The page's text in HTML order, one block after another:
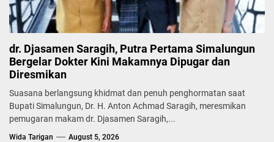
dr. Djasamen Saragih, Putra Pertama Simalungun
Bergelar Dokter Kini Makamnya Dipugar dan
Diresmikan
Suasana berlangsung khidmat dan penuh penghormatan saat
Bupati Simalungun, Dr. H. Anton Achmad Saragih, meresmikan
pemugaran makam dr. Djasamen Saragih,...
Wida Tarigan August 5, 2026